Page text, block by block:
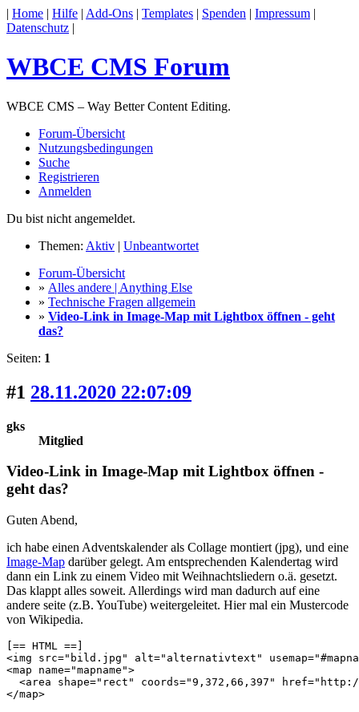
| Home | Hilfe | Add-Ons | Templates | Spenden | Impressum |
Datenschutz |
WBCE CMS Forum
WBCE CMS – Way Better Content Editing.
Forum-Übersicht
Nutzungsbedingungen
Suche
Registrieren
Anmelden
Du bist nicht angemeldet.
Themen: Aktiv | Unbeantwortet
Forum-Übersicht
» Alles andere | Anything Else
» Technische Fragen allgemein
» Video-Link in Image-Map mit Lightbox öffnen - geht
das?
Seiten: 1
#1 28.11.2020 22:07:09
gks
Mitglied
Video-Link in Image-Map mit Lightbox öffnen -
geht das?
Guten Abend,
ich habe einen Adventskalender als Collage montiert (jpg), und eine
Image-Map darüber gelegt. Am entsprechenden Kalendertag wird
dann ein Link zu einem Video mit Weihnachtsliedern o.ä. gesetzt.
Das klappt alles soweit. Allerdings wird man dadurch auf eine
andere seite (z.B. YouTube) weitergeleitet. Hier mal ein Mustercode
von Wikipedia.
[== HTML ==]
<img src="bild.jpg" alt="alternativtext"
<map name="mapname">
<area shape="rect" coords="9,372,66,397"
</map>